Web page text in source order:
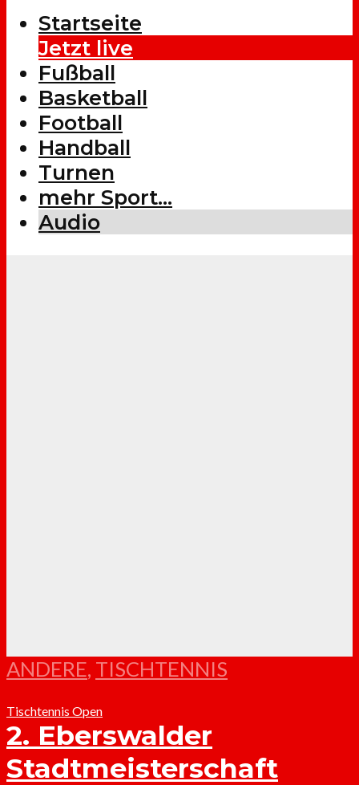
Startseite
Jetzt live
Fußball
Basketball
Football
Handball
Turnen
mehr Sport…
Audio
ANDERE, TISCHTENNIS
Tischtennis Open
2. Eberswalder
Stadtmeisterschaft